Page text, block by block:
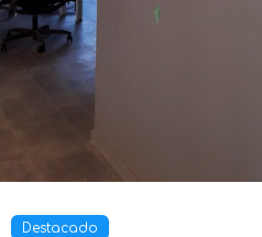
Destacado